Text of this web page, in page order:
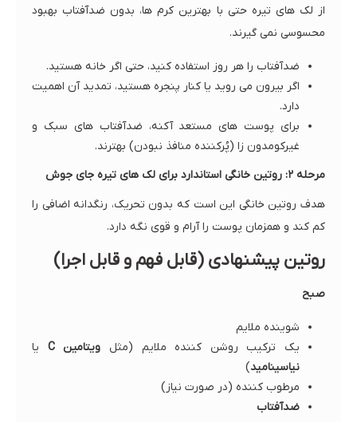
از لک های تیره حتی با بهترین کرم ها، بدون ضدآفتاب بهبود
محسوسی نمی گیرند.
ضدآفتاب را هر روز استفاده کنید، حتی اگر خانه هستید.
اگر بیرون می روید یا کنار پنجره هستید، تمدید آن اهمیت
دارد.
برای پوست های مستعد آکنه، ضدآفتاب های سبک و
غیرکومدون زا (پُرکننده منافذ نبودن) بهترند.
مرحله ۲: روتین خانگی استاندارد برای لک های تیره جای جوش
هدف روتین خانگی این است که بدون تحریک، رنگدانه اضافی را
کم کند و همزمان پوست را آرام و قوی نگه دارد.
روتین پیشنهادی (قابل فهم و قابل اجرا)
صبح
شوینده ملایم
یک ترکیب روشن کننده ملایم (مثل ویتامین C
یا
نیاسینامید)
مرطوب کننده (در صورت نیاز)
ضدآفتاب